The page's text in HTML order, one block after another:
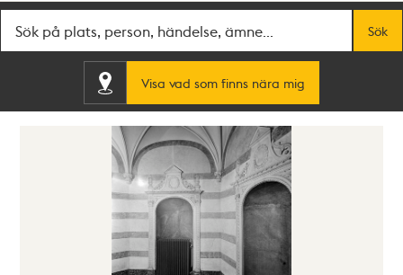
Sök
Visa vad som finns nära mig